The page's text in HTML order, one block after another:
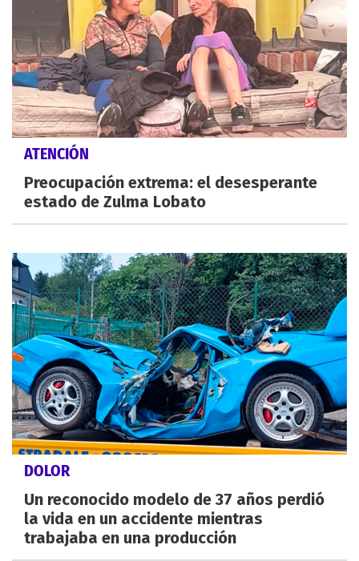
ATENCIÓN
Preocupación extrema: el desesperante
estado de Zulma Lobato
DOLOR
Un reconocido modelo de 37 años perdió
la vida en un accidente mientras
trabajaba en una producción